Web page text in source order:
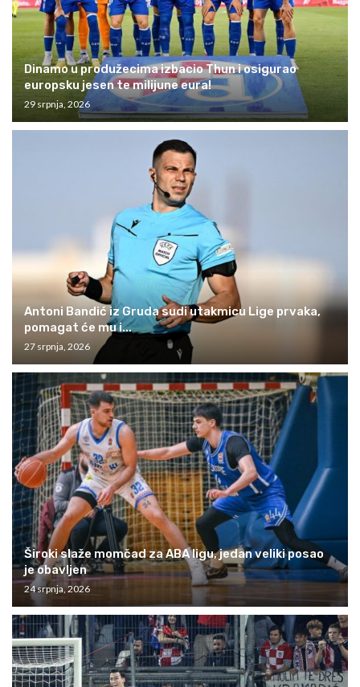
Dinamo u produžecima izbacio Thun i osigurao
europsku jesen te milijune eura!
29 srpnja, 2026
Antoni Bandić iz Gruda sudi utakmicu Lige prvaka,
pomagat će mu i...
27 srpnja, 2026
Široki slaže momčad za ABA ligu, jedan veliki posao
je obavljen
24 srpnja, 2026